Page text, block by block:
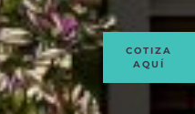
COTIZA
AQUÍ